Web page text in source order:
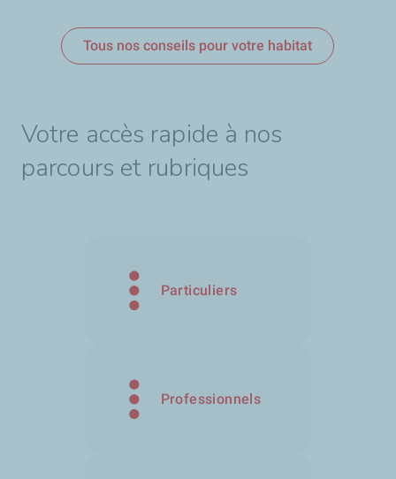
Tous nos conseils pour votre habitat
Votre accès rapide à nos
parcours et rubriques
Particuliers
Professionnels